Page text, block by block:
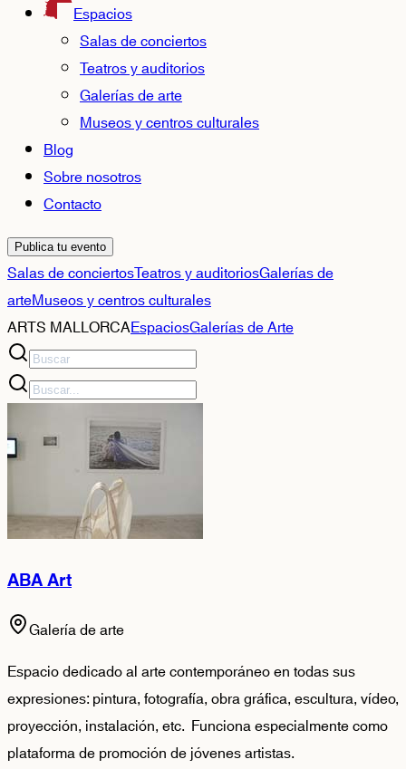
Espacios
Salas de conciertos
Teatros y auditorios
Galerías de arte
Museos y centros culturales
Blog
Sobre nosotros
Contacto
Publica tu evento
Salas de conciertosTeatros y auditoriosGalerías de
arteMuseos y centros culturales
ARTS MALLORCAEspaciosGalerías de Arte
ABA Art
Galería de arte
Espacio dedicado al arte contemporáneo en todas sus
expresiones: pintura, fotografía, obra gráfica, escultura, vídeo,
proyección, instalación, etc. Funciona especialmente como
plataforma de promoción de jóvenes artistas.